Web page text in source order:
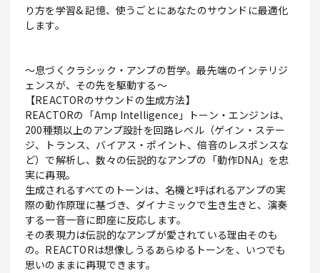
り方を学習& 記憶、使うごとにあなたのサウンドに最適化
します。
～息づくクラシック・アンプの哲学。最先端のインテリジ
ェンスが、その先を駆動する～
【REACTORのサウンドの生成方法】
REACTORの「Amp Intelligence」トーン・エンジンは、
200種類以上のアンプ設計を回路レベル（ゲイン・ステー
ジ、トランス、バイアス・ポイント、倍音のレスポンスな
ど）で解析し、数々の伝説的なアンプの「動作DNA」を忠
実に再現。
生成されるすべてのトーンは、名機と呼ばれるアンプの実
際の動作原理に基づき、ダイナミックで生き生きと、演奏
する一音一音に即座に反応します。
その表現力は伝説的なアンプが愛されている理由そのも
の。REACTORは想像しうるあらゆるトーンを、いつでも
思いのままに再現できます。